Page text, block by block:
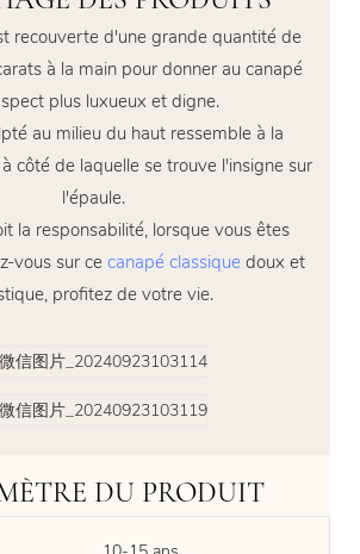
recouverte d'une grande quantité de
à la main pour donner au canapé
plus luxueux et digne.
au milieu du haut ressemble à la
côté de laquelle se trouve l'insigne sur
l'épaule.
la responsabilité, lorsque vous êtes
vous sur ce canapé classique doux et
profitez de votre vie.
DU PRODUIT